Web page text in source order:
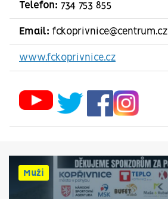
Telefon: 734 753 855
Email: fckoprivnice@centrum.cz
www.fckoprivnice.cz
Muži